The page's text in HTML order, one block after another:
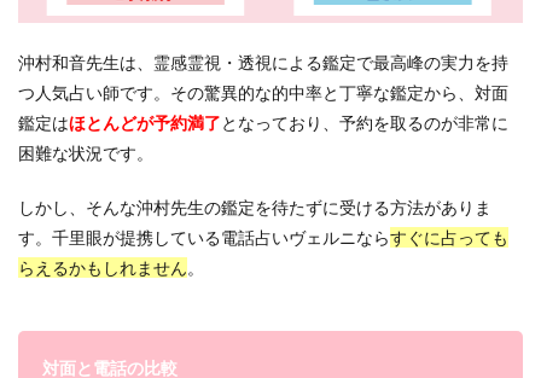
沖村和音先生は、霊感霊視・透視による鑑定で最高峰の実力を持
つ人気占い師です。その驚異的な的中率と丁寧な鑑定から、対面
鑑定はほとんどが予約満了となっており、予約を取るのが非常に
困難な状況です。
しかし、そんな沖村先生の鑑定を待たずに受ける方法がありま
す。千里眼が提携している電話占いヴェルニならすぐに占っても
らえるかもしれません。
対面と電話の比較